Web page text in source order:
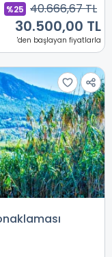
%25 40.666,67 TL
30.500,00 TL
'den başlayan fiyatlarla